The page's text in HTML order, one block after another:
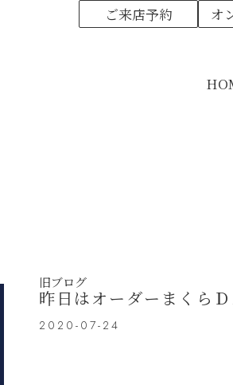
ご来店予約 オ
旧ブログ
昨日はオーダーまくら
2020-07-24